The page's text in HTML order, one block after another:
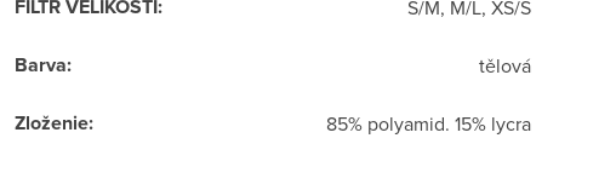
FILTR VELIKOSTÍ: S/M, M/L, XS/S
Barva: tělová
Zloženie: 85% polyamid. 15% lycra